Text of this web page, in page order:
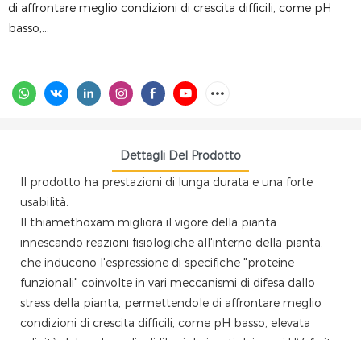
di affrontare meglio condizioni di crescita difficili, come pH
basso,...
Dettagli Del Prodotto
Il prodotto ha prestazioni di lunga durata e una forte
usabilità.
Il thiamethoxam migliora il vigore della pianta
innescando reazioni fisiologiche all'interno della pianta,
che inducono l'espressione di specifiche "proteine ​​
funzionali" coinvolte in vari meccanismi di difesa dallo
stress della pianta, permettendole di affrontare meglio
condizioni di crescita difficili, come pH basso, elevata